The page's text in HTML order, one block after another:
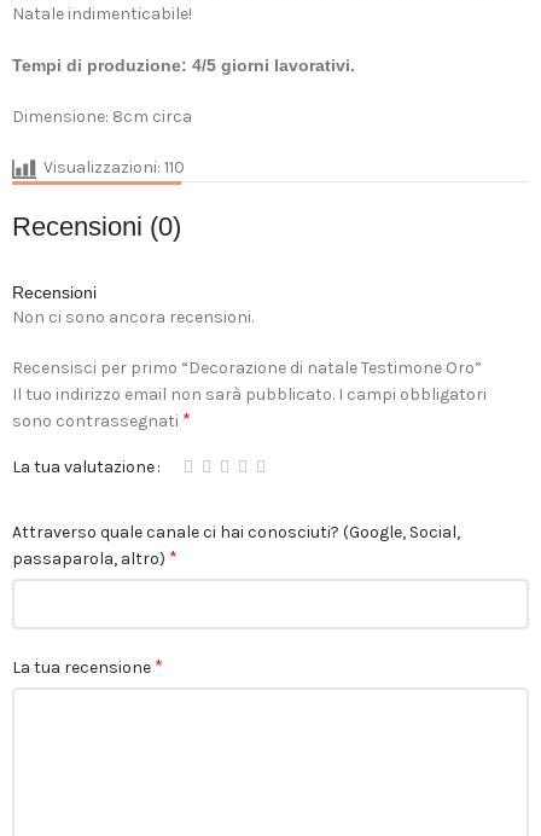
Natale indimenticabile!
Tempi di produzione: 4/5 giorni lavorativi.
Dimensione: 8cm circa
Visualizzazioni: 110
Recensioni (0)
Recensioni
Non ci sono ancora recensioni.
Recensisci per primo “Decorazione di natale Testimone Oro”
Il tuo indirizzo email non sarà pubblicato. I campi obbligatori
sono contrassegnati *
La tua valutazione
Attraverso quale canale ci hai conosciuti? (Google, Social,
passaparola, altro) *
La tua recensione *